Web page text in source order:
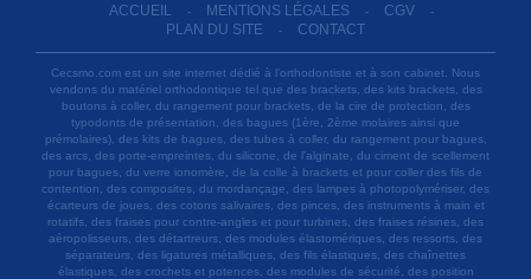
ACCUEIL - MENTIONS LÉGALES - CGV -
PLAN DU SITE - CONTACT
Cecsmo.com est un site internet dédié à l'orthodontiste et à son cabinet. Nous
vendons du matériel orthodontique tel que des brackets, des kits brackets, des
boutons à coller, du rangement pour brackets, de la cire de protection, des
typodonts de présentation, des bagues (1ère, 2ème molaires ainsi que
prémolaires), des kits de bagues, des tubes à coller, du rangement pour bagues,
des arcs, des porte-empreintes, du silicone, de l'alginate, du ciment de scellement
pour bagues, du verre ionomère, de la colle à brackets et pour coller des fils de
contention, des composites, du mordançage, des lampes à photopolymériser, des
écarteurs de joues, des cotons salivaires, des pinces, des instruments à main et
rotatifs, des fraises pour contre-angles et pour turbines, des fraises résines, des
aéropolisseurs, des détartreurs, des modules élastomériques, des ressorts, des
séparateurs, des ligatures métalliques, des fils élastiques, des chaînettes
élastiques, des crochets et potences, des modules de sécurité, des position